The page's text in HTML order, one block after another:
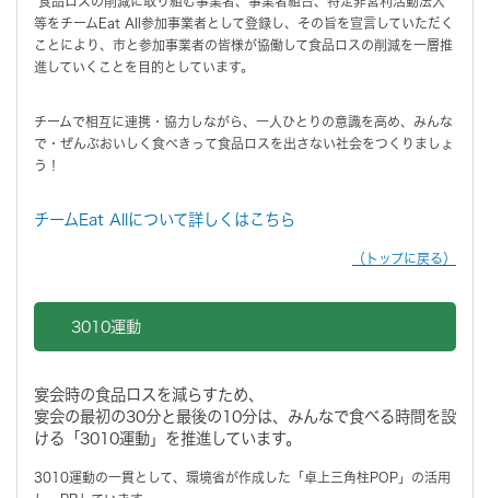
等をチームEat All参加事業者として登録し、その旨を宣言していただく
ことにより、市と参加事業者の皆様が協働して食品ロスの削減を一層推
進していくことを目的としています。
チームで相互に連携・協力しながら、一人ひとりの意識を高め、みんな
で・ぜんぶおいしく食べきって食品ロスを出さない社会をつくりましょ
う！
チームEat Allについて詳しくはこちら
（トップに戻る）
3010運動
宴会時の食品ロスを減らすため、
宴会の最初の30分と最後の10分は、みんなで食べる時間を設
ける「3010運動」を推進しています。
3010運動の一貫として、環境省が作成した「卓上三角柱POP」の活用